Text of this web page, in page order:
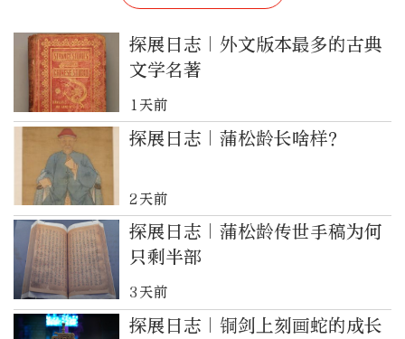
探展日志｜外文版本最多的古典
文学名著
1天前
探展日志｜蒲松龄长啥样？
2天前
探展日志｜蒲松龄传世手稿为何
只剩半部
3天前
探展日志｜铜剑上刻画蛇的成长